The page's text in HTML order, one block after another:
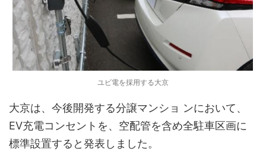
ユビ電を採用する大京
大京は、今後開発する分譲マンショ ンにおいて、
EV充電コンセントを、空配管を含め全駐車区画に
標準設置すると発表しました。